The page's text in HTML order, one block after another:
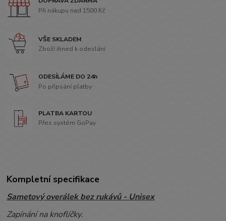
Při nákupu nad 1500 Kč
VŠE SKLADEM
Zboží ihned k odeslání
ODESÍLÁME DO 24h
Po připsání platby
PLATBA KARTOU
Přes systém GoPay
Kompletní specifikace
Sametový overálek bez rukávů - Unisex
Zapínání na knoflíčky.